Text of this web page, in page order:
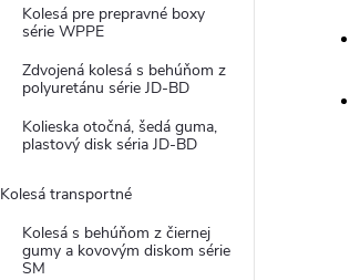
Kolesá pre prepravné boxy
série WPPE
Zdvojená kolesá s behúňom z
polyuretánu série JD-BD
Kolieska otočná, šedá guma,
plastový disk séria JD-BD
Kolesá transportné
Kolesá s behúňom z čiernej
gumy a kovovým diskom série
SM